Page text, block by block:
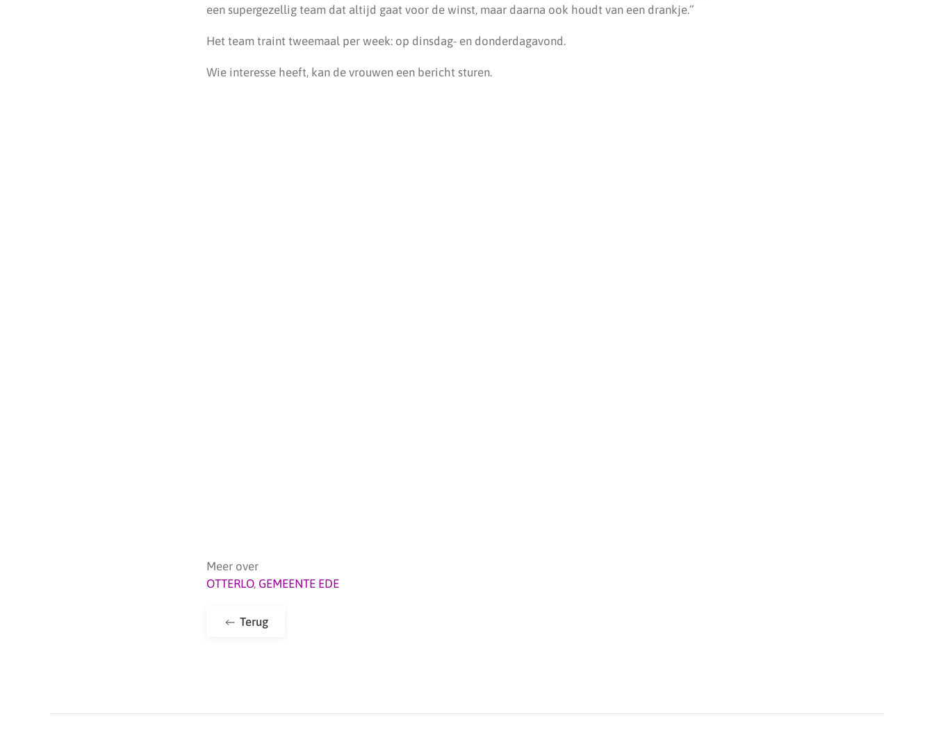
een supergezellig team dat altijd gaat voor de winst, maar daarna ook houdt van een drankje.”
Het team traint tweemaal per week: op dinsdag- en donderdagavond.
Wie interesse heeft, kan de vrouwen een bericht sturen.
Meer over
OTTERLO, GEMEENTE EDE
Terug